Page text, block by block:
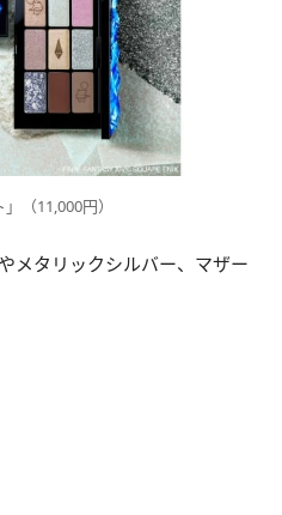
（11,000円）
メタリックシルバー、マザー